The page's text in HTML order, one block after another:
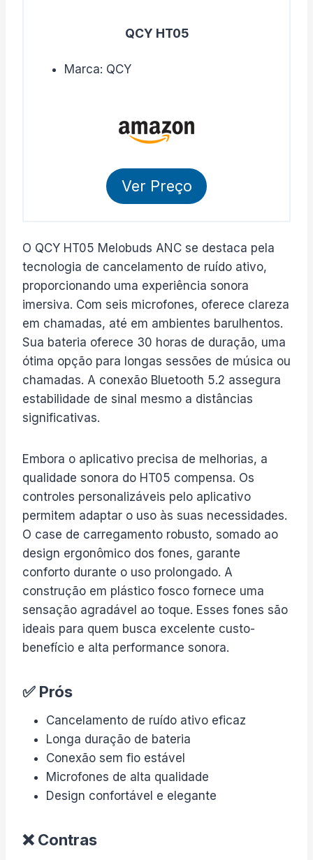
QCY HT05
Marca: QCY
Ver Preço
O QCY HT05 Melobuds ANC se destaca pela
tecnologia de cancelamento de ruído ativo,
proporcionando uma experiência sonora
imersiva. Com seis microfones, oferece clareza
em chamadas, até em ambientes barulhentos.
Sua bateria oferece 30 horas de duração, uma
ótima opção para longas sessões de música ou
chamadas. A conexão Bluetooth 5.2 assegura
estabilidade de sinal mesmo a distâncias
significativas.
Embora o aplicativo precisa de melhorias, a
qualidade sonora do HT05 compensa. Os
controles personalizáveis pelo aplicativo
permitem adaptar o uso às suas necessidades.
O case de carregamento robusto, somado ao
design ergonômico dos fones, garante
conforto durante o uso prolongado. A
construção em plástico fosco fornece uma
sensação agradável ao toque. Esses fones são
ideais para quem busca excelente custo-
benefício e alta performance sonora.
✅ Prós
Cancelamento de ruído ativo eficaz
Longa duração de bateria
Conexão sem fio estável
Microfones de alta qualidade
Design confortável e elegante
❌ Contras